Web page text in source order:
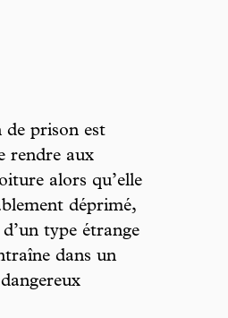
prison est
rendre aux
alors qu’elle
déprimé,
type étrange
dans un